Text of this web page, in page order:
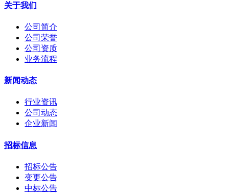
关于我们
公司简介
公司荣誉
公司资质
业务流程
新闻动态
行业资讯
公司动态
企业新闻
招标信息
招标公告
变更公告
中标公告